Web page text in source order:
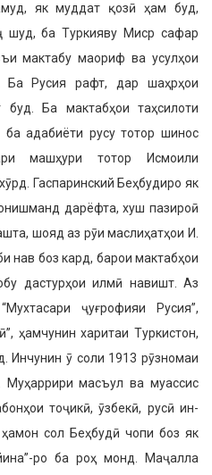
як муддат қозӣ ҳам буд,
шуд, ба Туркияву Миср сафар
мактабу маориф ва усулҳои
Русия рафт, дар шаҳрҳои
буд. Ба мактабҳои таҳсилоти
адабиёти русу тотор шинос
машҳури тотор Исмоили
Гаспаринский Беҳбудиро як
дарёфта, хуш пазироӣ
шояд аз рӯи маслиҳатҳои И.
нав боз кард, барои мактабҳои
дастурҳои илмӣ навишт. Аз
ҷуғрофияи Ру­сия”,
ҳамчунин харитаи Туркистон,
Инчунин ӯ соли 1913 рӯзномаи
Муҳаррири масъул ва муассис
тоҷикӣ, ӯзбекӣ, русӣ ин­
сол Беҳбудӣ чопи боз як
ро ба роҳ монд. Маҷалла